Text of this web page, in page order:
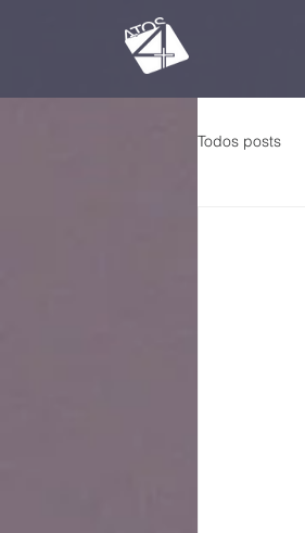
Todos posts